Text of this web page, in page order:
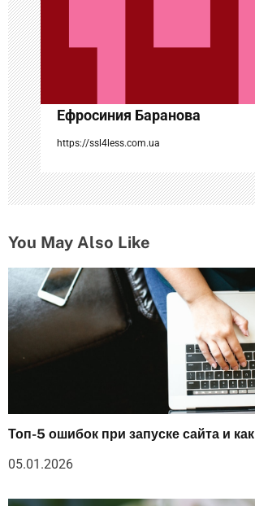
а
п
и
с
я
м
Ефросиния Баранова
https://ssl4less.com.ua
You May Also Like
Топ-5 ошибок при запуске сайта и
05.01.2026